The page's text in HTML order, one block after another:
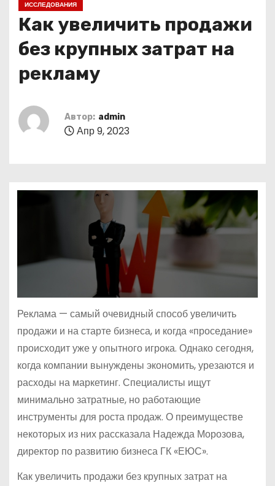
ИССЛЕДОВАНИЯ
Как увеличить продажи
без крупных затрат на
рекламу
Автор: admin
Апр 9, 2023
Реклама — самый очевидный способ увеличить
продажи и на старте бизнеса, и когда «проседание»
происходит уже у опытного игрока. Однако сегодня,
когда компании вынуждены экономить, урезаются и
расходы на маркетинг. Специалисты ищут
минимально затратные, но работающие
инструменты для роста продаж. О преимуществе
некоторых из них рассказала Надежда Морозова,
директор по развитию бизнеса ГК «ЕЮС».
Как увеличить продажи без крупных затрат на